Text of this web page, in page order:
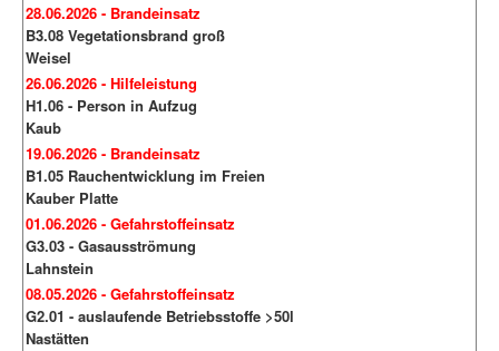
28.06.2026 - Brandeinsatz
B3.08 Vegetationsbrand groß
Weisel
26.06.2026 - Hilfeleistung
H1.06 - Person in Aufzug
Kaub
19.06.2026 - Brandeinsatz
B1.05 Rauchentwicklung im Freien
Kauber Platte
01.06.2026 - Gefahrstoffeinsatz
G3.03 - Gasausströmung
Lahnstein
08.05.2026 - Gefahrstoffeinsatz
G2.01 - auslaufende Betriebsstoffe >50l
Nastätten